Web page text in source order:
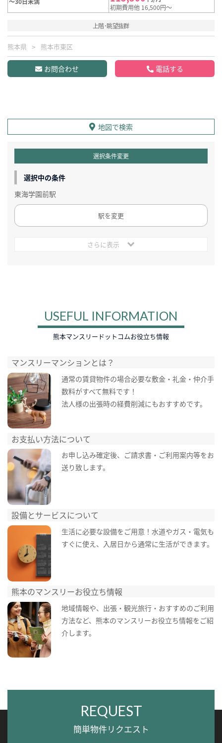
初期費用他 16,500円～
上階･眺望抜群
熊本県 熊本市東区
お問合わせ 電話する
地図で検索
選択条件変更
選択中の条件
東海学園前駅
駅を変更
さらに表示
USEFUL INFORMATION
熊本マンスリードットコムお役立ち情報
マンスリーマンションとは？
通常の賃貸物件の場合必要な敷金・礼金・仲介手
数料がすべて無料です！
法人様の出張時の経費削減にもおすすめです。
お支払い方法について
お申し込み確定後、ご請求書・ご利用案内等をお
送り致します。
設備とサービスについて
生活に必要な設備をご用意！水道やガス・電気も
すぐに使え、入居日から通常に生活ができます。
熊本のマンスリーお役立ち情報
地域情報や、出張・観光旅行・おすすめのご利用
方法など、熊本のマンスリーお役立ち情報をご紹
介します。
REQUEST
簡単物件リクエスト